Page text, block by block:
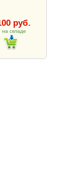
руб.
на складе